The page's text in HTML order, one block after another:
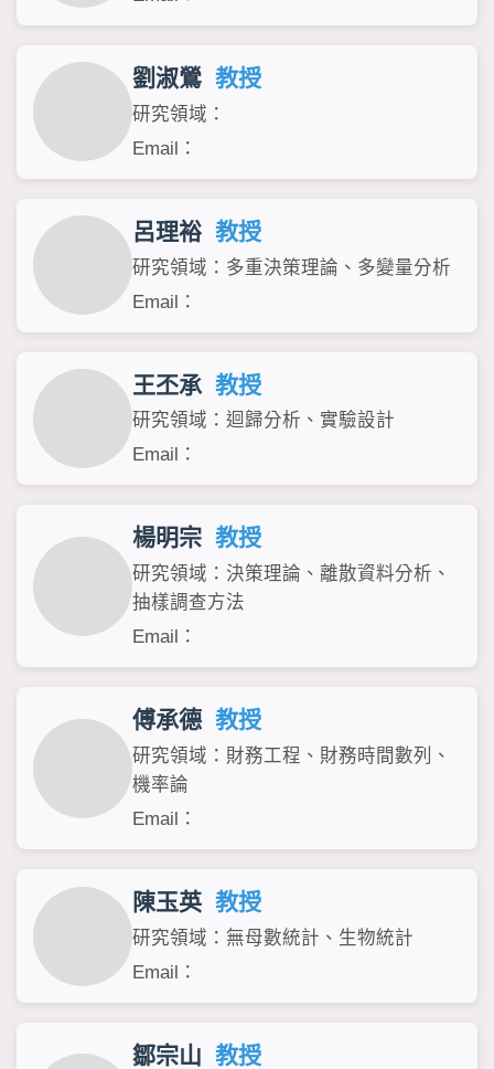
劉淑鶯 教授
研究領域：
Email：
呂理裕 教授
研究領域：多重決策理論、多變量分析
Email：
王丕承 教授
研究領域：迴歸分析、實驗設計
Email：
楊明宗 教授
研究領域：決策理論、離散資料分析、
抽樣調查方法
Email：
傅承德 教授
研究領域：財務工程、財務時間數列、
機率論
Email：
陳玉英 教授
研究領域：無母數統計、生物統計
Email：
鄒宗山 教授